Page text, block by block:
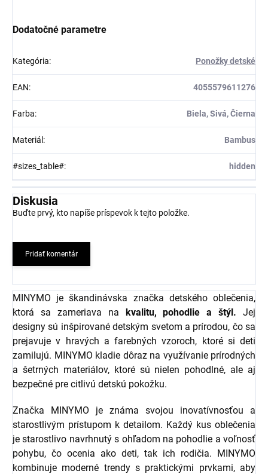
Dodatočné parametre
Kategória: Ponožky detské
EAN: 4055579611276
Farba: Biela, Sivá, Čierna
Materiál : Bambus
#sizes_table#: hidden
Diskusia
Buďte prvý, kto napíše príspevok k tejto položke.
Pridať komentár
MINYMO je škandinávska značka detského oblečenia,
ktorá sa zameriava na kvalitu, pohodlie a štýl. Jej
designy sú inšpirované detským svetom a prírodou, čo sa
prejavuje v hravých a farebných vzoroch, ktoré si deti
zamilujú. MINYMO kladie dôraz na využívanie prírodných
a šetrných materiálov, ktoré sú nielen pohodlné, ale aj
bezpečné pre citlivú detskú pokožku.
Značka MINYMO je známa svojou inovatívnosťou a
starostlivým prístupom k detailom. Každý kus oblečenia
je starostlivo navrhnutý s ohľadom na pohodlie a voľnosť
pohybu, čo ocenia ako deti, tak ich rodičia. MINYMO
kombinuje moderné trendy s praktickými prvkami, aby